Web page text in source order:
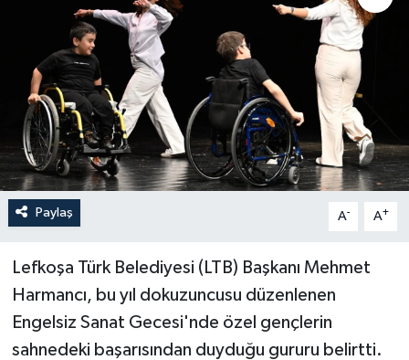
Paylaş A- A+
Lefkoşa Türk Belediyesi (LTB) Başkanı Mehmet
Harmancı, bu yıl dokuzuncusu düzenlenen
Engelsiz Sanat Gecesi'nde özel gençlerin
sahnedeki başarısından duyduğu gururu belirtti.